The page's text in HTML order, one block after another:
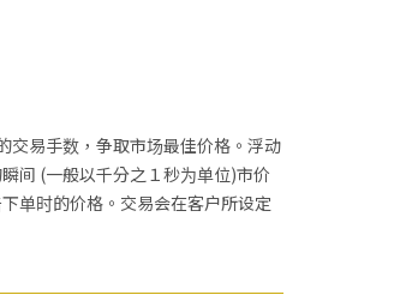
易手数，争取市场最佳价格。浮动
间 (一般以千分之１秒为单位)市价
单时的价格。交易会在客户所设定